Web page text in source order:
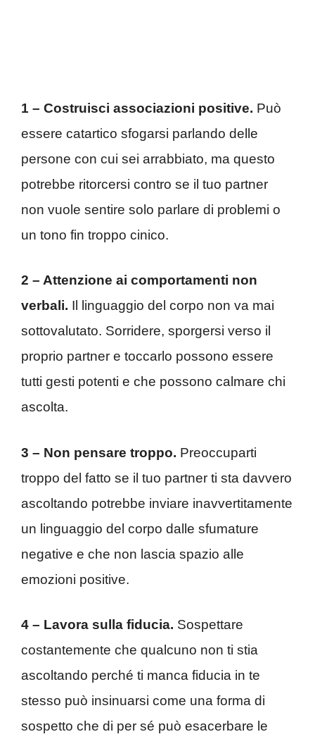
1 – Costruisci associazioni positive. Può
essere catartico sfogarsi parlando delle
persone con cui sei arrabbiato, ma questo
potrebbe ritorcersi contro se il tuo partner
non vuole sentire solo parlare di problemi o
un tono fin troppo cinico.
2 – Attenzione ai comportamenti non
verbali. Il linguaggio del corpo non va mai
sottovalutato. Sorridere, sporgersi verso il
proprio partner e toccarlo possono essere
tutti gesti potenti e che possono calmare chi
ascolta.
3 – Non pensare troppo. Preoccuparti
troppo del fatto se il tuo partner ti sta davvero
ascoltando potrebbe inviare inavvertitamente
un linguaggio del corpo dalle sfumature
negative e che non lascia spazio alle
emozioni positive.
4 – Lavora sulla fiducia. Sospettare
costantemente che qualcuno non ti stia
ascoltando perché ti manca fiducia in te
stesso può insinuarsi come una forma di
sospetto che di per sé può esacerbare le